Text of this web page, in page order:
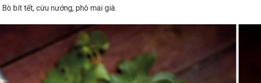
Bò bít tết, cừu nướng, phô mai già.